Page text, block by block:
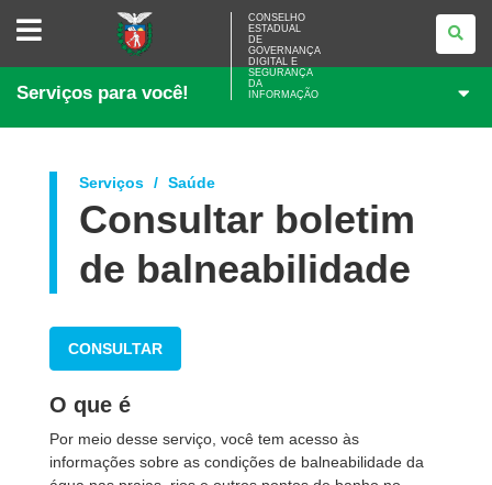
CONSELHO
ESTADUAL
GOVERNANÇA
E
DA
CONSELHO
ESTADUAL
DE
GOVERNANÇA
DIGITAL E
SEGURANÇA
DA
INFORMAÇÃO
Serviços para você!
Serviços Saúde
Consultar boletim
de balneabilidade
CONSULTAR
O que é
Por meio desse serviço, você tem acesso às
informações sobre as condições de balneabilidade da